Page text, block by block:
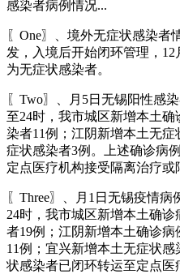
感染者病例情况...
〖One〗、境外无症状感染者
发，入境后开始闭环管理，
为无症状感染者。
〖Two〗、月5日无锡阳性感
至24时，我市城区新增本土
染者11例；江阴新增本土无
症状感染者3例。上述确诊病
定点医疗机构接受隔离治疗或
〖Three〗、月1日无锡疫情病
24时，我市城区新增本土确
者19例；江阴新增本土确诊
11例；宜兴新增本土无症状
状感染者已闭环转运至定点